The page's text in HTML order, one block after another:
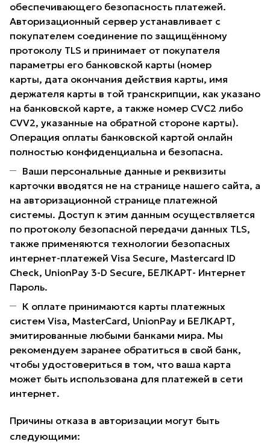
обеспечивающего безопасность платежей.
Авторизационный сервер устанавливает с
покупателем соединение по защищённому
протоколу TLS и принимает от покупателя
параметры его банковской карты (номер
карты, дата окончания действия карты, имя
держателя карты в той транскрипции, как указано
на банковской карте, а также номер CVC2 либо
CVV2, указанные на обратной стороне карты).
Операция оплаты банковской картой онлайн
полностью конфиденциальна и безопасна.
Ваши персональные данные и реквизиты
карточки вводятся не на странице нашего сайта, а
на авторизационной странице платежной
системы. Доступ к этим данным осуществляется
по протоколу безопасной передачи данных TLS,
также применяются технологии безопасных
интернет-платежей Visa Secure, Mastercard ID
Check, UnionPay 3-D Secure, БЕЛКАРТ- Интернет
Пароль.
К оплате принимаются карты платежных
систем Visa, MasterCard, UnionPay и БЕЛКАРТ,
эмитированные любыми банками мира. Мы
рекомендуем заранее обратиться в свой банк,
чтобы удостовериться в том, что ваша карта
может быть использована для платежей в сети
интернет.
Причины отказа в авторизации могут быть
следующими: